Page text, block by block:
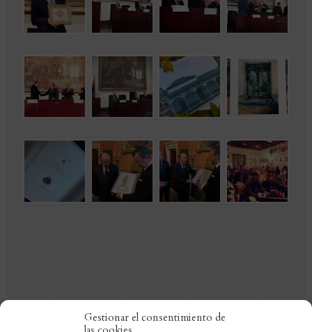
Gestionar el consentimiento de